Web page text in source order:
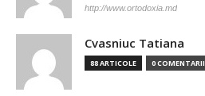
http://www.ortodoxia.md
Cvasniuc Tatiana
88 ARTICOLE 0 COMENTARII